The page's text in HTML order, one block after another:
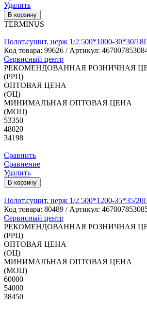
Удалить
В корзину
TERMINUS
Полот.сушит. нерж 1/2 500*1000-30*30/
Код товара: 99626 / Артикул:
Сервисный центр
РЕКОМЕНДОВАННАЯ РОЗНИЧНАЯ
(РРЦ)
ОПТОВАЯ ЦЕНА
(ОЦ)
МИНИМАЛЬНАЯ ОПТОВАЯ ЦЕНА
(МОЦ)
53350
48020
34198
Сравнить
Сравнение
Удалить
В корзину
Полот.сушит. нерж 1/2 500*1200-35*35/
Код товара: 80489 / Артикул:
Сервисный центр
РЕКОМЕНДОВАННАЯ РОЗНИЧНАЯ
(РРЦ)
ОПТОВАЯ ЦЕНА
(ОЦ)
МИНИМАЛЬНАЯ ОПТОВАЯ ЦЕНА
(МОЦ)
60000
54000
38450